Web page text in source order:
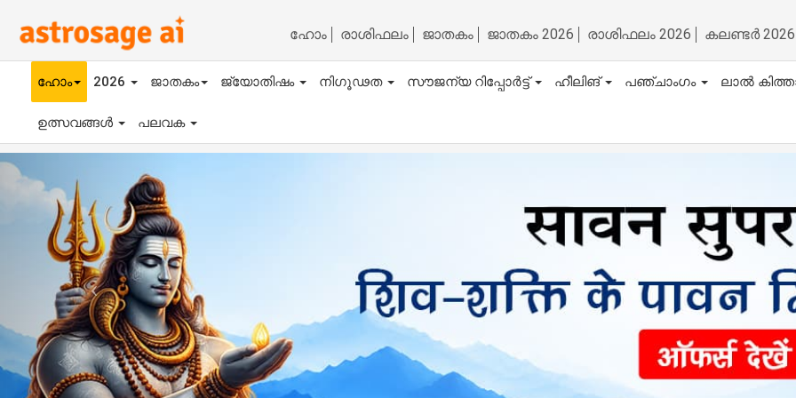
ഹോം രാശിഫലം ജാതകം ജാതകം 2026 രാശിഫലം 2026 കലണ്ടർ 2026
ഹോം 2026 ജാതകം ജ്യോതിഷം നിഗൂഢത സൗജന്യ റിപ്പോർട്ട് ഹീലിങ് പഞ്ചാംഗം ലാൽ
ഉത്സവങ്ങൾ പലവക
Previous